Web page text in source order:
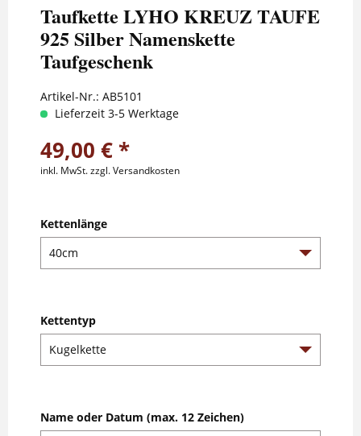
Taufkette LYHO KREUZ TAUFE
925 Silber Namenskette
Taufgeschenk
Artikel-Nr.: AB5101
Lieferzeit 3-5 Werktage
49,00 € *
inkl. MwSt.zzgl. Versandkosten
Kettenlänge
Kettentyp
Name oder Datum (max. 12 Zeichen)